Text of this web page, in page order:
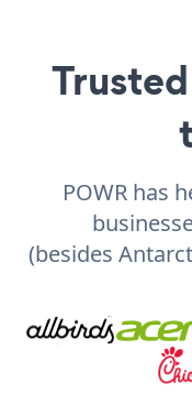
POWR has
(besides